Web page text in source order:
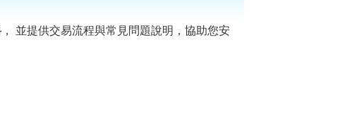
， 並提供交易流程與常見問題說明，協助您安